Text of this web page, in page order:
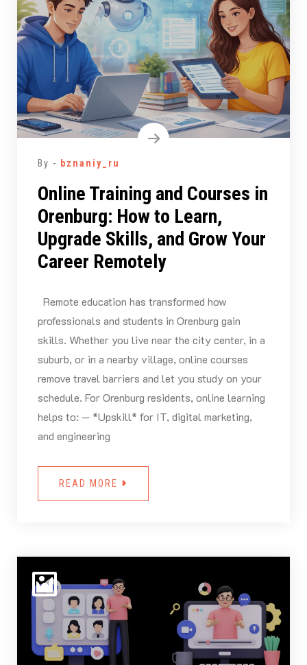
By - bznaniy_ru
Online Training and Courses in
Orenburg: How to Learn,
Upgrade Skills, and Grow Your
Career Remotely
Remote education has transformed how
professionals and students in Orenburg gain
skills. Whether you live near the city center, in a
suburb, or in a nearby village, online courses
remove travel barriers and let you study on your
schedule. For Orenburg residents, online learning
helps to: — *Upskill* for IT, digital marketing,
and engineering
READ MORE